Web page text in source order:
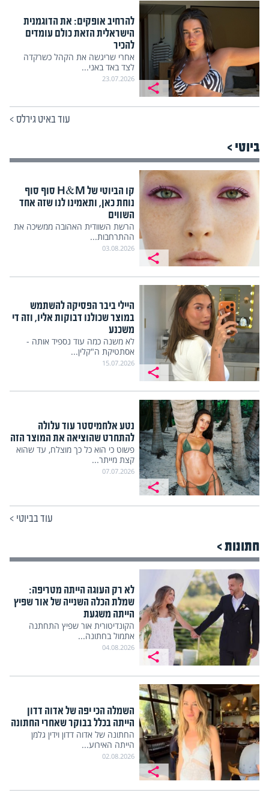
להרחיב אופקים: את הדוגמנית
הישראלית הזאת כולם עומדים
להכיר
אחרי שריגשה את הקהל כשרקדה
לצד באד באני...
23.07.2026
עוד באיט גירלס>
ביוטי >
קו הביוטי של H&M סוף סוף
נוחת כאן, ותאמינו לנו שזה אחד
השווים
הרשת השוודית האהובה ממשיכה את
ההתרחבות...
03.08.2026
היילי ביבר הפסיקה להשתמש
במוצר שכולנו דבוקות אליו, וזה די
משכנע
לא משנה כמה עוד נספיד אותה -
אסתטיקת ה"קלין...
15.07.2026
נטע אלחמיסטר עוד עלולה
להתחרט שהוציאה את המוצר הזה
פשוט כי הוא כל כך מוצלח, עד שהוא
קצת מייתר...
07.07.2026
עוד בביוטי >
חתונות >
לא רק העוגה הייתה מטריפה:
שמלת הכלה השנייה של אור שפיץ
הייתה משגעת
הקונדיטורית אור שפיץ התחתנה
אתמול בחתונה...
04.08.2026
השמלה הכי יפה של אדוה דדון
הייתה בכלל בבוקר שאחרי החתונה
החתונה של אדוה דדון וידין גלמן
הייתה האירוע...
02.08.2026